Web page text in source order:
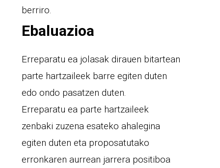
berriro.
Ebaluazioa
Erreparatu ea jolasak dirauen bitartean
parte hartzaileek barre egiten duten
edo ondo pasatzen duten.
Erreparatu ea parte hartzaileek
zenbaki zuzena esateko ahalegina
egiten duten eta proposatutako
erronkaren aurrean jarrera positiboa